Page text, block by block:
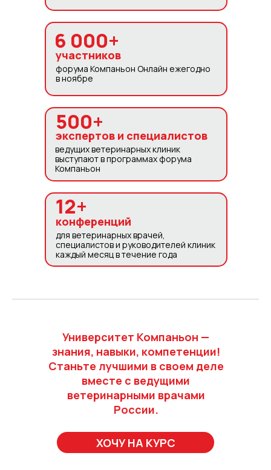
12+
для ветеринарных врачей,
специалистов и руководителей клиник
каждый месяц в течение года
конференций
500+
ведущих ветеринарных клиник
выступают в программах форума
Компаньон
экспертов и специалистов
6 000+
форума Компаньон Онлайн ежегодно
в ноябре
участников
Университет Компаньон —
знания, навыки, компетенции!
Станьте лучшими в своем деле
вместе с ведущими
ветеринарными врачами
России.
ХОЧУ НА КУРС